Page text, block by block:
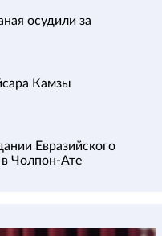
осудили за
Камзы
Евразийского
в Чолпон-Ате